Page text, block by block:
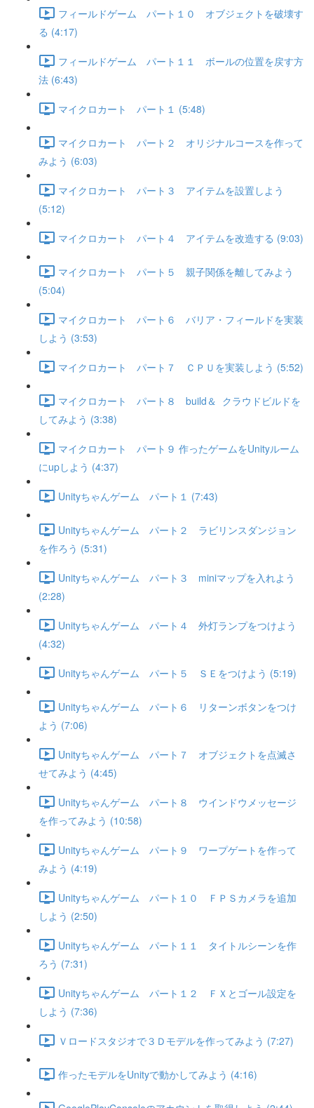
フィールドゲーム パート１０ オブジェクトを破壊す
る (4:17)
フィールドゲーム パート１１ ボールの位置を戻す方
法 (6:43)
マイクロカート パート１ (5:48)
マイクロカート パート２ オリジナルコースを作って
みよう (6:03)
マイクロカート パート３ アイテムを設置しよう
(5:12)
マイクロカート パート４ アイテムを改造する (9:03)
マイクロカート パート５ 親子関係を離してみよう
(5:04)
マイクロカート パート６ バリア・フィールドを実装
しよう (3:53)
マイクロカート パート７ ＣＰＵを実装しよう (5:52)
マイクロカート パート８ build＆ クラウドビルドを
してみよう (3:38)
マイクロカート パート９ 作ったゲームをUnityルーム
にupしよう (4:37)
Unityちゃんゲーム パート１ (7:43)
Unityちゃんゲーム パート２ ラビリンスダンジョン
を作ろう (5:31)
Unityちゃんゲーム パート３ miniマップを入れよう
(2:28)
Unityちゃんゲーム パート４ 外灯ランプをつけよう
(4:32)
Unityちゃんゲーム パート５ ＳＥをつけよう (5:19)
Unityちゃんゲーム パート６ リターンボタンをつけ
よう (7:06)
Unityちゃんゲーム パート７ オブジェクトを点滅さ
せてみよう (4:45)
Unityちゃんゲーム パート８ ウインドウメッセージ
を作ってみよう (10:58)
Unityちゃんゲーム パート９ ワープゲートを作って
みよう (4:19)
Unityちゃんゲーム パート１０ ＦＰＳカメラを追加
しよう (2:50)
Unityちゃんゲーム パート１１ タイトルシーンを作
ろう (7:31)
Unityちゃんゲーム パート１２ ＦＸとゴール設定を
しよう (7:36)
Ｖロードスタジオで３Ｄモデルを作ってみよう (7:27)
作ったモデルをUnityで動かしてみよう (4:16)